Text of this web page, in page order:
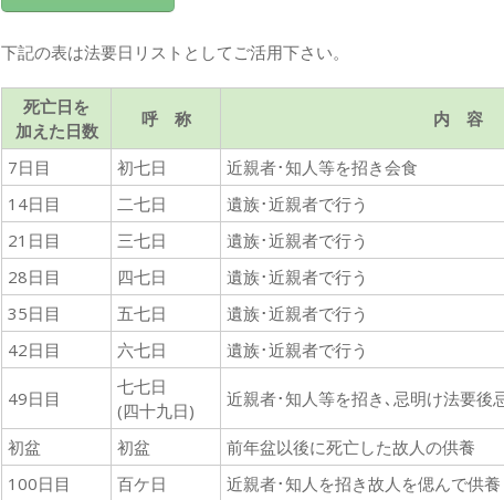
下記の表は法要日リストとしてご活用下さい。
死亡日を
加えた日数
呼 称 内 容
7日目 初七日
近親者･知人等を招き会食
14日目
二七日
遺族･近親者で行う
21日目
三七日
遺族･近親者で行う
28日目
四七日
遺族･近親者で行う
35日目
五七日
遺族･近親者で行う
42日目
六七日 遺族･近親者で行う
49日目
七七日
(四十九日)
近親者･知人等を招き､忌明け法要後
初盆 初盆
前年盆以後に死亡した故人の供養
100日目
百ケ日
近親者･知人を招き故人を偲んで供養